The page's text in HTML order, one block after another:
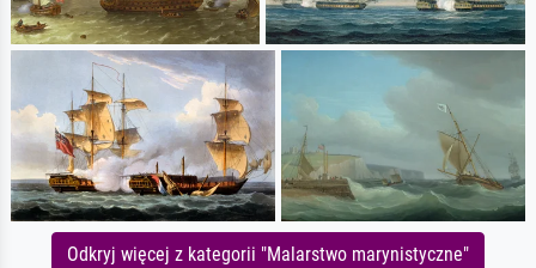
Odkryj więcej z kategorii "Malarstwo marynistyczne"